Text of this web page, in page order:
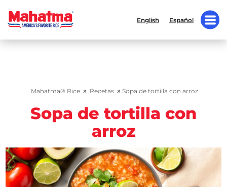
English Español
Mahatma® Rice » Recetas » Sopa de tortilla con arroz
Sopa de tortilla con
arroz